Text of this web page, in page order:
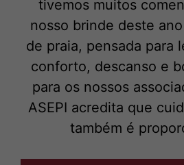
tivemos muitos
nosso brinde deste
de praia, pensada para
conforto, descanso e
para os nossos
ASEPI acredita que
também é